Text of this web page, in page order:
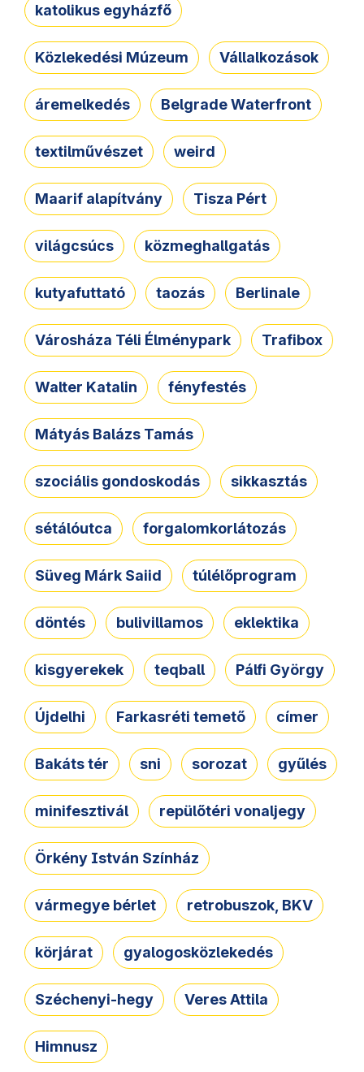
katolikus egyházfő
Közlekedési Múzeum Vállalkozások
áremelkedés Belgrade Waterfront
textilművészet weird
Maarif alapítvány Tisza Pért
világcsúcs közmeghallgatás
kutyafuttató taozás Berlinale
Városháza Téli Élménypark Trafibox
Walter Katalin fényfestés
Mátyás Balázs Tamás
szociális gondoskodás sikkasztás
sétálóutca forgalomkorlátozás
Süveg Márk Saiid túlélőprogram
döntés bulivillamos eklektika
kisgyerekek teqball Pálfi György
Újdelhi Farkasréti temető címer
Bakáts tér sni sorozat gyűlés
minifesztivál repülőtéri vonaljegy
Örkény István Színház
vármegye bérlet retrobuszok, BKV
körjárat gyalogosközlekedés
Széchenyi-hegy Veres Attila
Himnusz